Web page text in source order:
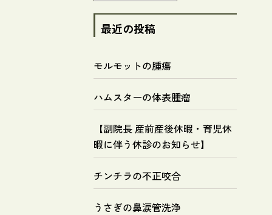
最近の投稿
モルモットの腫瘍
ハムスターの体表腫瘤
【副院長 産前産後休暇・育児休
暇に伴う休診のお知らせ】
チンチラの不正咬合
うさぎの鼻涙管洗浄